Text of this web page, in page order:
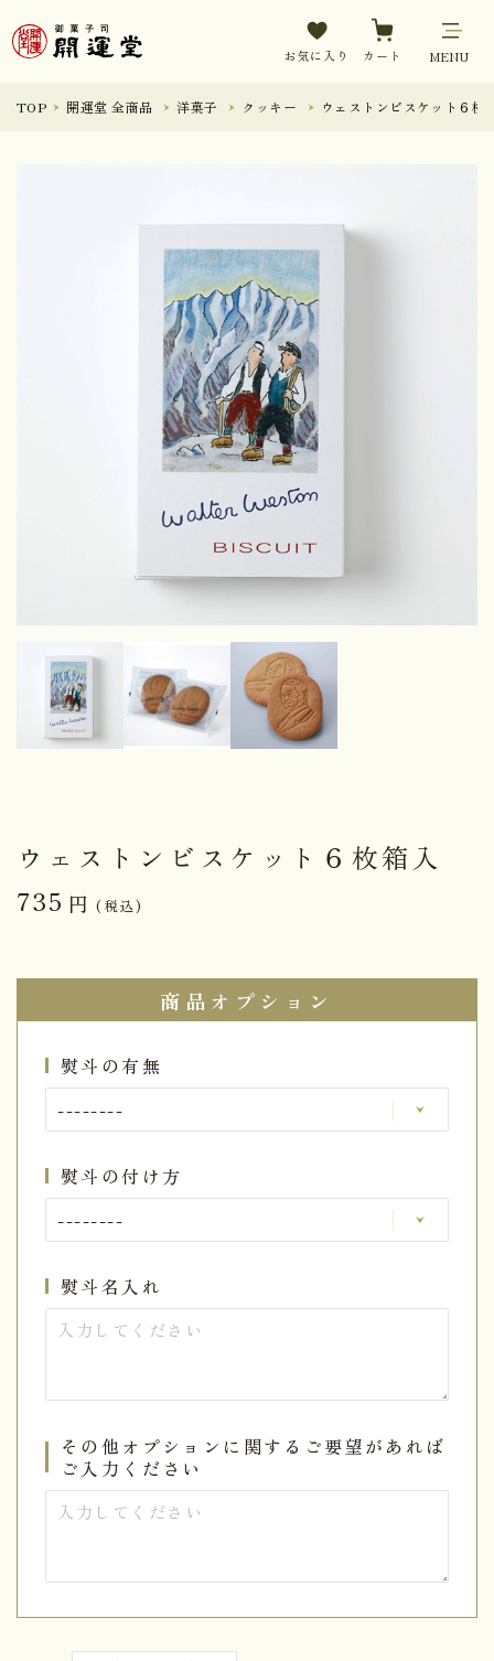
お気に入り カート MENU
TOP 開運堂 全商品 洋菓子 クッキー ウェストンビスケット６枚
ウェストンビスケット６枚箱入
735 円 (税込)
商品オプション
熨斗の有無
熨斗の付け方
熨斗名入れ
その他オプションに関するご要望があれば
ご入力ください